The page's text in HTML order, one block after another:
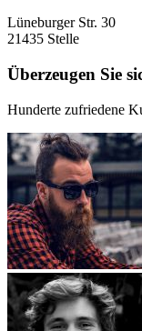
Lüneburger Str. 30
21435 Stelle
Überzeugen Sie
Hunderte zufriedene